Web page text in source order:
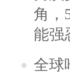
角，
能强
全球